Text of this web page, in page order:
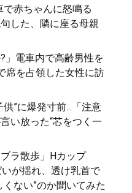
赤ちゃんに怒鳴る
した、隣に座る母親
電車内で高齢男性を
席を占領した女性に訪
”に爆発寸前...「注意
い放った“芯をつく一
ラ散歩」Hカップ
が揺れ、透け乳首で
ない”のか聞いてみた